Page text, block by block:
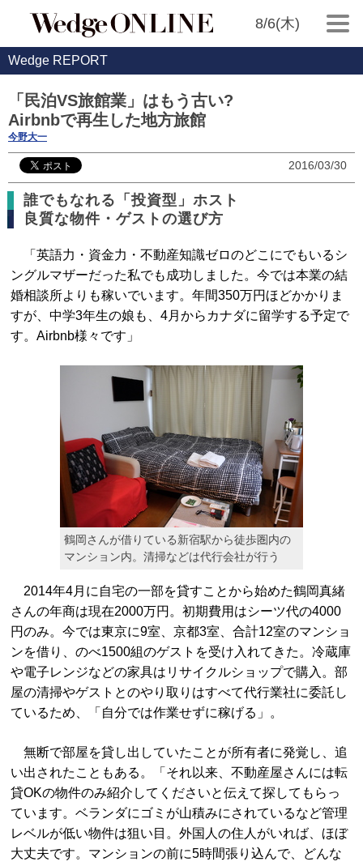
8/6(木)
Wedge REPORT
「民泊VS旅館業」はもう古い?
Airbnbで再生した地方旅館
今野大一
2016/03/30
誰でもなれる「投資型」ホスト
良質な物件・ゲストの選び方
「英語力・資金力・不動産知識ゼロのどこにでもいるシ
ングルマザーだった私でも成功しました。今では本業の結
婚相談所よりも稼いでいます。年間350万円ほどかかりま
すが、中学3年生の娘も、4月からカナダに留学する予定で
す。Airbnb様々です」
鶴岡さんが借りている新宿駅から徒歩圏内の
マンション内。清掃などは代行会社が行う
2014年4月に自宅の一部を貸すことから始めた鶴岡真緒
さんの年商は現在2000万円。初期費用はシーツ代の4000
円のみ。今では東京に9室、京都3室、合計12室のマンショ
ンを借り、のべ1500組のゲストを受け入れてきた。冷蔵庫
や電子レンジなどの家具はリサイクルショップで購入。部
屋の清掃やゲストとのやり取りはすべて代行業社に委託し
ているため、「自分では作業せずに稼げる」。
無断で部屋を貸し出していたことが所有者に発覚し、追
い出されたこともある。「それ以来、不動産屋さんには転
貸OKの物件のみ紹介してくださいと伝えて探してもらっ
ています。ベランダにゴミが山積みにされているなど管理
レベルが低い物件は狙い目。外国人の住人がいれば、ほぼ
大丈夫です。マンションの前に5時間張り込んで、どんな